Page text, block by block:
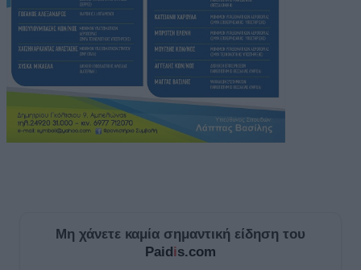
Μη χάνετε καμία σημαντική είδηση του
Paidis.com